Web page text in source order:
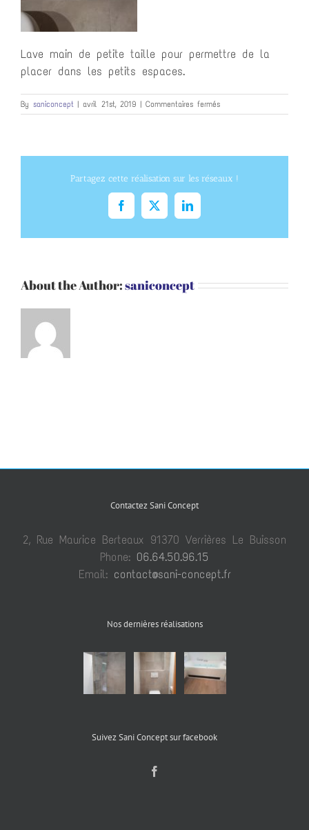
Lave main de petite taille pour permettre de la
placer dans les petits espaces.
By saniconcept | avril 21st, 2019 | Commentaires ferméssur
20190417_153321
Partagez cette réalisation sur les réseaux !
Facebook
X LinkedIn
About the Author:saniconcept
Contactez Sani Concept
2, Rue Maurice Berteaux 91370 Verrières Le Buisson
Phone: 06.64.50.96.15
Email: contact@sani-concept.fr
Nos dernières réalisations
Suivez Sani Concept sur facebook